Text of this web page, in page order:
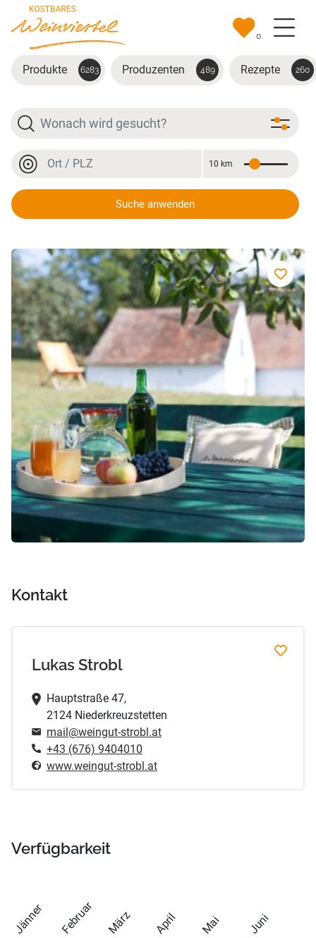
Zum Hauptinhalt springen
0
Produkte 6283 Produzenten 489 Rezepte 260
Suche
Ort oder PLZ
Entfernung
10 km
Suche anwenden
Grüner Veltliner
Kontakt
Lukas Strobl
Hauptstraße 47,
2124 Niederkreuzstetten
mail@weingut-strobl.at
+43 (676) 9404010
www.weingut-strobl.at
Verfügbarkeit
Jänner Februar März April Mai Juni